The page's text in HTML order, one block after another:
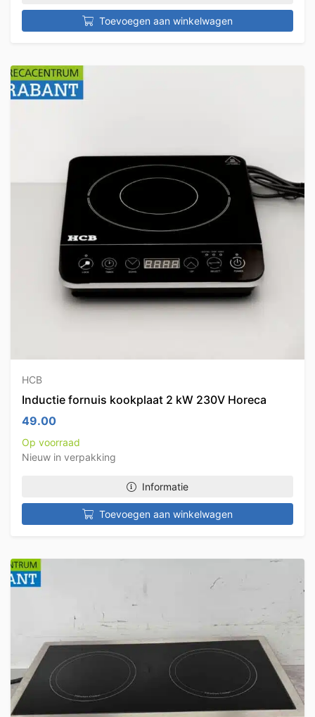
Toevoegen aan winkelwagen
HCB
Inductie fornuis kookplaat 2 kW 230V Horeca
49.00
Op voorraad
Nieuw in verpakking
Informatie
Toevoegen aan winkelwagen